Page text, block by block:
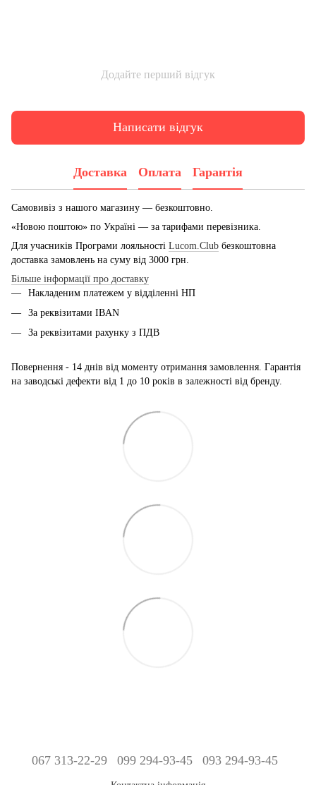
Додайте перший відгук
Написати відгук
Доставка Оплата Гарантія
Самовивіз з нашого магазину — безкоштовно.
«Новою поштою» по Україні — за тарифами перевізника.
Для учасників Програми лояльності Lucom.Club безкоштовна
доставка замовлень на суму від 3000 грн.
Більше інформації про доставку
Накладеним платежем у відділенні НП
За реквізитами IBAN
За реквізитами рахунку з ПДВ
Повернення - 14 днів від моменту отримання замовлення. Гарантія
на заводські дефекти від 1 до 10 років в залежності від бренду.
067 313-22-29 099 294-93-45 093 294-93-45